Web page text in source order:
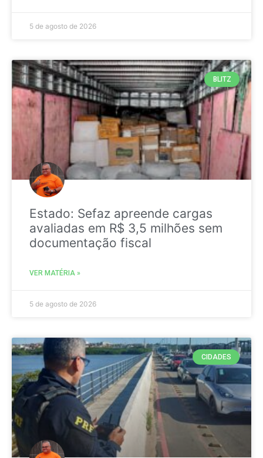
5 de agosto de 2026
BLITZ
Estado: Sefaz apreende cargas
avaliadas em R$ 3,5 milhões sem
documentação fiscal
VER MATÉRIA »
5 de agosto de 2026
CIDADES